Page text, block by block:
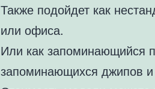
Также подойдет как
или офиса.
Или как запоминающийся
запоминающихся джипов и